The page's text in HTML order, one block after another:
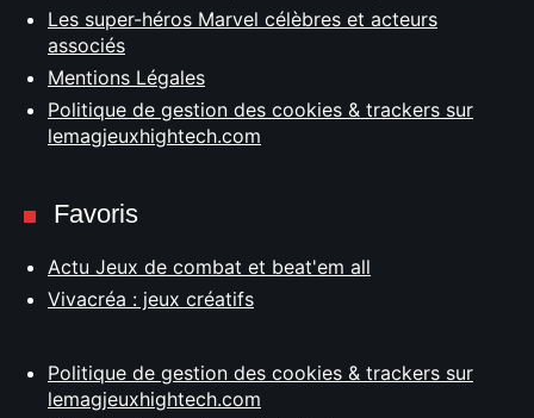
Les super-héros Marvel célèbres et acteurs
associés
Mentions Légales
Politique de gestion des cookies & trackers sur
lemagjeuxhightech.com
Favoris
Actu Jeux de combat et beat'em all
Vivacréa : jeux créatifs
Politique de gestion des cookies & trackers sur
lemagjeuxhightech.com